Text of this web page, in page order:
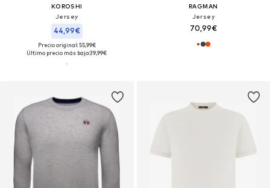
KOROSHI
Jersey
44,99€
Precio original: 55,99€
Último precio más bajo:39,99€
RAGMAN
Jersey
70,99€